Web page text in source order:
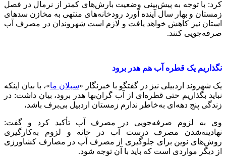
کرد: با توجه به پیش‌بینی وضعیت بارش‌های کمتر از نرمال در فصل
زمستان و بهار سال آینده آورد رودخانه‌های منتهی به مخازن سدهای
استان نیز کاهش خواهد یافت و لازم است شهروندان در مصرف آب
صرفه‌جویی کنند.
نگذاریم یک قطره آب هم هدر برود
یک شهروند اردبیلی نیز در گفتگو با خبرنگار «سبلان ما»، با بیان اینکه
نباید بگذاریم حتی قطره‌ای از آب گران‌بها هدر برود، بیان داشت: در
زندگی پنج دهه‌ای به‌خاطر ندارم زمستان اردبیل بی‌برف باشد،
وی به لزوم صرفه‌جویی در مصرف آب تأکید کرد و گفت:
نهادینه‌شدن مصرف درست آب در خانه و لزوم به‌کارگیری
روش‌های نوین برای جلوگیری از مصرف آب در مصارف کشاورزی
از دیگر مواردی است که باید با آن توجه شود.